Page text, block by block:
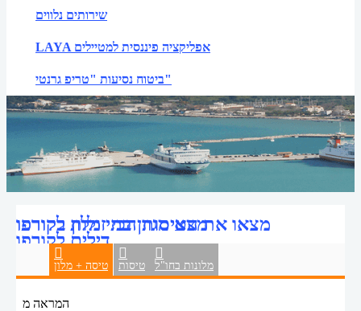
שירותים נלווים
LAYA אפליקציה פיננסית למטיילים
ביטוח נסיעות "טריפ גרנטי"
טיסה + מלון טיסות מלונות בחו"ל
דילים לקורפו
המראה מ
מצאו את הטיסות הכי זולות לקורפו
מצא מגוון בתי מלון בקורפו